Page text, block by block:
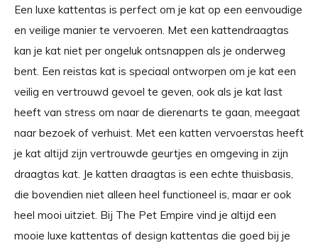
Een luxe kattentas is perfect om je kat op een eenvoudige
en veilige manier te vervoeren. Met een kattendraagtas
kan je kat niet per ongeluk ontsnappen als je onderweg
bent. Een reistas kat is speciaal ontworpen om je kat een
veilig en vertrouwd gevoel te geven, ook als je kat last
heeft van stress om naar de dierenarts te gaan, meegaat
naar bezoek of verhuist. Met een katten vervoerstas heeft
je kat altijd zijn vertrouwde geurtjes en omgeving in zijn
draagtas kat. Je katten draagtas is een echte thuisbasis,
die bovendien niet alleen heel functioneel is, maar er ook
heel mooi uitziet. Bij The Pet Empire vind je altijd een
mooie luxe kattentas of design kattentas die goed bij je